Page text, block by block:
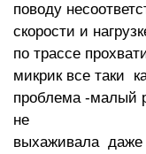
поводу
скорости и
по трассе
микрик все таки
проблема -малый
не
выхаживала даже